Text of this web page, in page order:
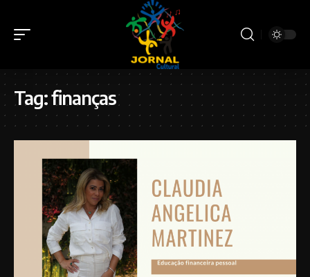
Tag:finanças